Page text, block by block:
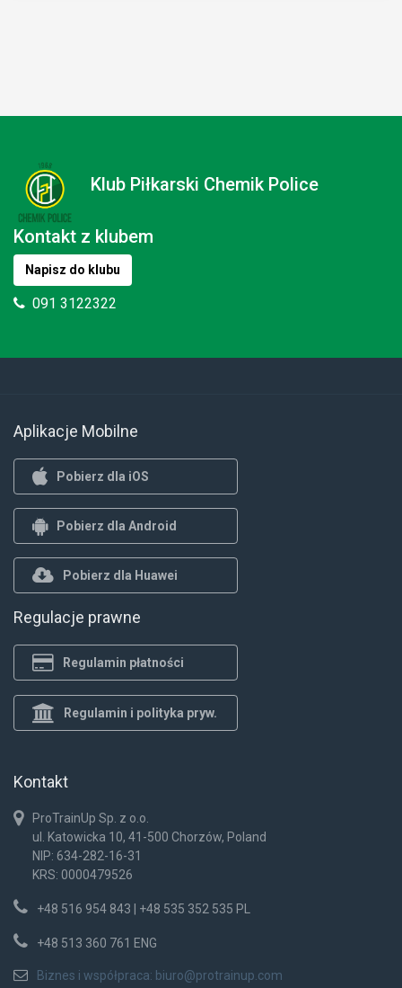
Klub Piłkarski Chemik Police
Kontakt z klubem
Napisz do klubu
091 3122322
Aplikacje Mobilne
Pobierz dla iOS
Pobierz dla Android
Pobierz dla Huawei
Regulacje prawne
Regulamin płatności
Regulamin i polityka pryw.
Kontakt
ProTrainUp Sp. z o.o.
ul. Katowicka 10, 41-500 Chorzów, Poland
NIP: 634-282-16-31
KRS: 0000479526
+48 516 954 843 | +48 535 352 535 PL
+48 513 360 761 ENG
Biznes i współpraca: biuro@protrainup.com